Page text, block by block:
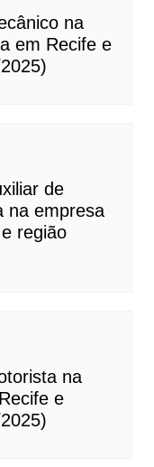
na
em Recife e
de
na empresa
região
na
e